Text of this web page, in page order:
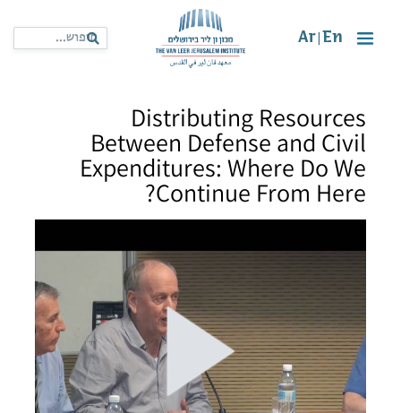
En
Ar
Distributing Resources
Between Defense and Civil
Expenditures: Where Do We
Continue From Here?